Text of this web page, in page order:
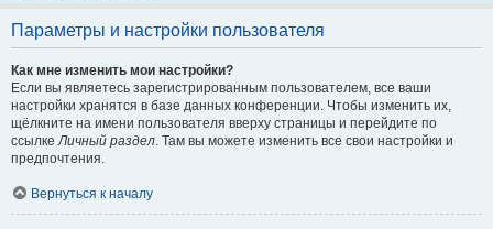
Параметры и настройки пользователя
Как мне изменить мои настройки?
Если вы являетесь зарегистрированным пользователем, все ваши
настройки хранятся в базе данных конференции. Чтобы изменить их,
щёлкните на имени пользователя вверху страницы и перейдите по
ссылкеЛичный раздел. Там вы можете изменить все свои настройки и
предпочтения.
Вернуться к началу